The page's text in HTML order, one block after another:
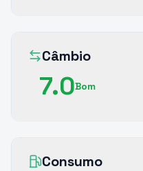
Câmbio
7.0Bom
Consumo